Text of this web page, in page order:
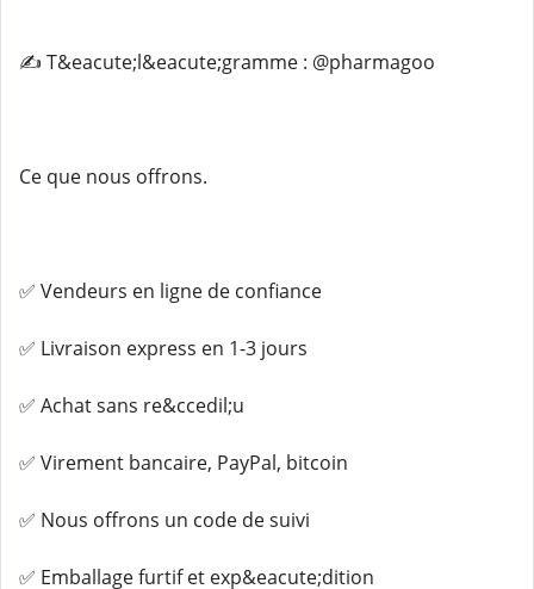
✍️ T&eacute;l&eacute;gramme : @pharmagoo
Ce que nous offrons.
✅ Vendeurs en ligne de confiance
✅ Livraison express en 1-3 jours
✅ Achat sans re&ccedil;u
✅ Virement bancaire, PayPal, bitcoin
✅ Nous offrons un code de suivi
✅ Emballage furtif et exp&eacute;dition